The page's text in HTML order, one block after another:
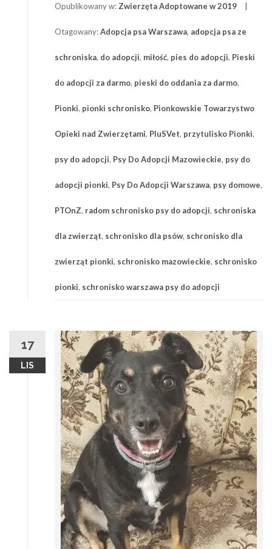
Opublikowany w: Zwierzęta Adoptowane w 2019
Otagowany:Adopcja psa Warszawa, adopcja psa ze
schroniska, do adopcji, miłość, pies do adopcji, Pieski
do adopcji za darmo, pieski do oddania za darmo,
Pionki, pionki schronisko, Pionkowskie Towarzystwo
Opieki nad Zwierzętami, PluSVet, przytulisko Pionki,
psy do adopcji, Psy Do Adopcji Mazowieckie, psy do
adopcji pionki, Psy Do Adopcji Warszawa, psy domowe,
PTOnZ, radom schronisko psy do adopcji, schroniska
dla zwierząt, schronisko dla psów, schronisko dla
zwierząt pionki, schronisko mazowieckie, schronisko
pionki, schronisko warszawa psy do adopcji
17
LIS